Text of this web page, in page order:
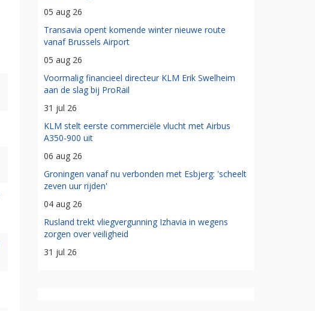
05 aug 26
Transavia opent komende winter nieuwe route
vanaf Brussels Airport
05 aug 26
Voormalig financieel directeur KLM Erik Swelheim
aan de slag bij ProRail
31 jul 26
KLM stelt eerste commerciële vlucht met Airbus
A350-900 uit
06 aug 26
Groningen vanaf nu verbonden met Esbjerg: 'scheelt
zeven uur rijden'
04 aug 26
Rusland trekt vliegvergunning Izhavia in wegens
zorgen over veiligheid
31 jul 26